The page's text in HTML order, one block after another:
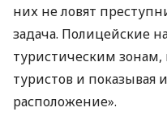
них не ловят
задача. Полицейские
туристическим
туристов и показывая
расположение».